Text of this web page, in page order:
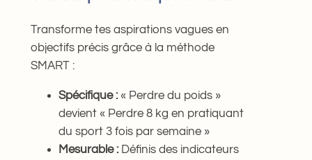
Transforme tes aspirations vagues en
objectifs précis grâce à la méthode
SMART :
Spécifique :« Perdre du poids »
devient « Perdre 8 kg en pratiquant
du sport 3 fois par semaine »
Mesurable :Définis des indicateurs